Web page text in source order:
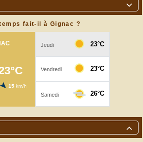

fait-il à Gignac ?
